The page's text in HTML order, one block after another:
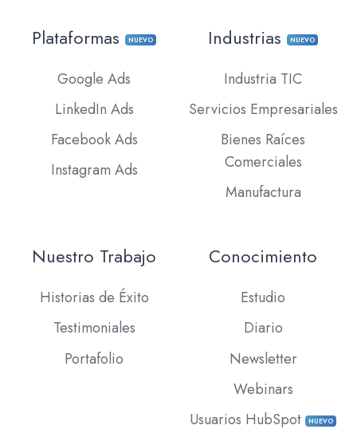
Plataformas NUEVO
Google Ads
LinkedIn Ads
Facebook Ads
Instagram Ads
Industrias NUEVO
Industria TIC
Servicios Empresariales
Bienes Raíces
Comerciales
Manufactura
Nuestro Trabajo
Historias de Éxito
Testimoniales
Portafolio
Conocimiento
Estudio
Diario
Newsletter
Webinars
Usuarios HubSpot NUEVO